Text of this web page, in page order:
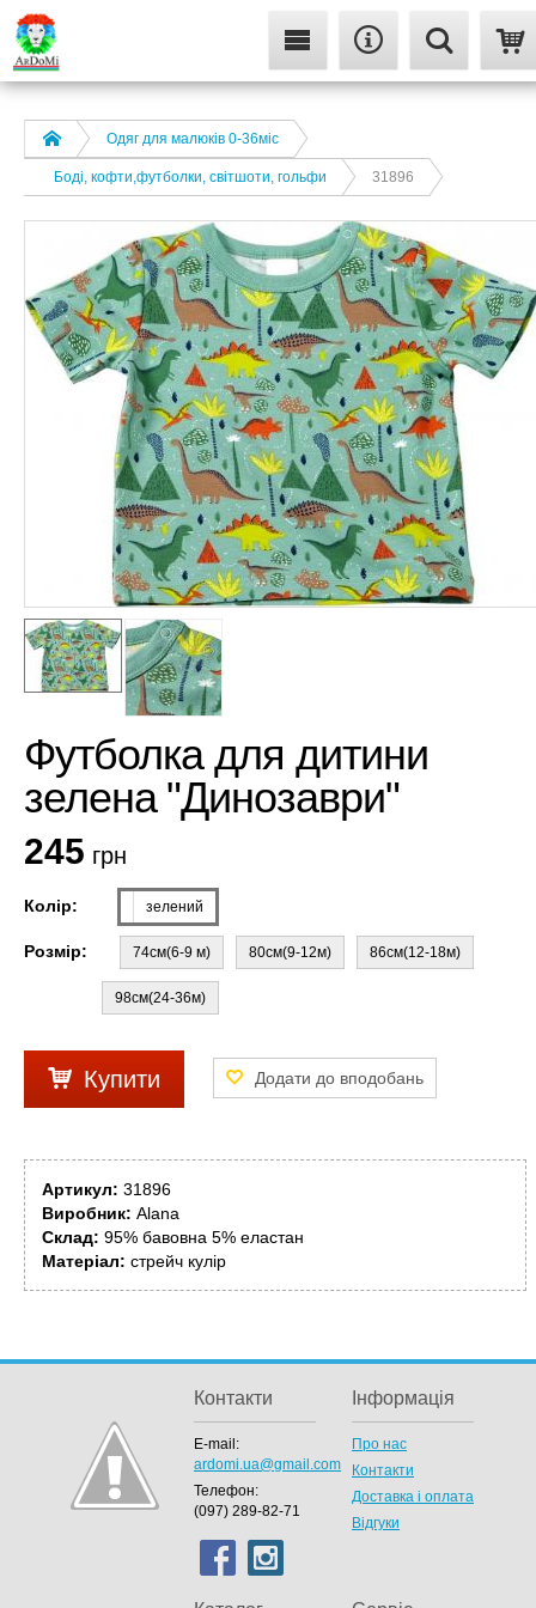
Одяг для малюків 0-36міс
Боді, кофти,футболки, світшоти, гольфи 31896
Футболка для дитини
зелена "Динозаври"
245 грн
Колір: зелений
Розмір: 74см(6-9 м) 80см(9-12м) 86см(12-18м)
98см(24-36м)
Купити
Артикул: 31896
Виробник: Alana
Склад: 95% бавовна 5% еластан
Матеріал: стрейч кулір
Контакти
E-mail:
ardomi.ua@gmail.com
Телефон:
(097) 289-82-71
Інформація
Про нас
Контакти
Доставка і оплата
Відгуки